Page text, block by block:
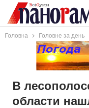
Головна Головне за день
В
области